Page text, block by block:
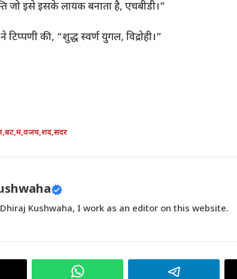
जो इसे इसके लायक बनाता है, एचबीडी।”
टिप्पणी की, “शुद्ध स्वर्ण युगल, विद्रोही।”
,बट,म,वजय,शद,सदर
Kushwaha, I work as an editor on this website.